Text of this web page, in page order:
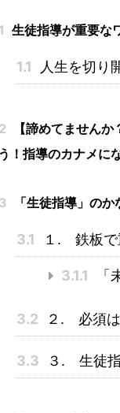
1 生徒指導が重要な
1.1 人生を切り
2
【諦めてません
う！指導のカナメに
3 「生徒指導」の
3.1 １. 鉄板で
3.1.1 「
3.2 ２. 必須
3.3 ３. 生徒